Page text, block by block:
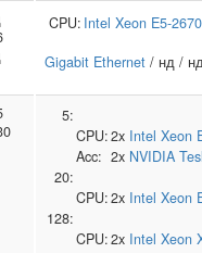
CPU: Intel Xeon E5-2670
Gigabit Ethernet / нд /
5:
CPU:2x Intel Xeon
Acc: 2x NVIDIA
20:
CPU:2x Intel Xeon
128:
CPU:2x Intel Xeon